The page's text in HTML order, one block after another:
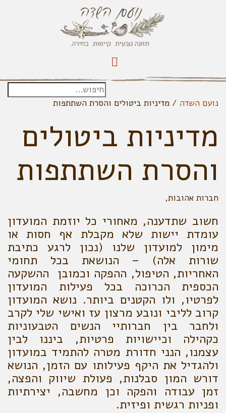
נועם השדה / מדיניות ביטולים והסרת השתתפות
מדיניות ביטולים
והסרת השתתפות
חברות אהובות,
חשוב שתדענה, מאחורי כל יוזמת המועדון
עומדת יישות שלא מקבלת אף חסות או
מימון למועדון שלנו (נכון לרגע כתיבת
שורות אלה) – הנושאת בכל תחומי
האחריות, הטיפול, ההפקה וכמובן ההשקעה
הכספית הכרוכה בכל פעילות המועדון
לפרטיו, ולו הקטנים ביותר. נושא המועדון
קרוב לליבי ונובע מרצון עז ואישי שלי לקרב
ולחבר בין חברותיי הנשים הטבעוניות
כקהילה וכיישויות פרטיות, ביננו לבין
עצמנו, הנני חדורת מטרה להתמיד במועדון
ולהגדיל את היקף פעילותו עם הזמן, הנושא
דורש המון סבלנות, פעולת שיווק והפצה,
זמן עבודה והפקה וכן מחשבה, יצירתיות
ופניות רגשית ופיזית.